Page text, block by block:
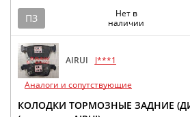
ПЗ
Нет в
наличии
AIRUI J***1
Аналоги и сопутствующие
КОЛОДКИ ТОРМОЗНЫЕ ЗАДНИЕ